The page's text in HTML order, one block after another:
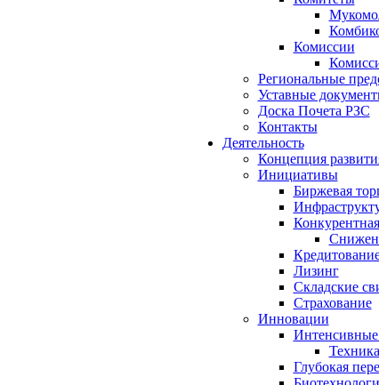
Комиссии
Региональные
Уставные
Доска Почета РЗС
Контакты
Деятельность
Концепция
Инициативы
Биржевая
Лизинг
Складские
Страхование
Инновации
Интенсивные
Техника
Глубокая